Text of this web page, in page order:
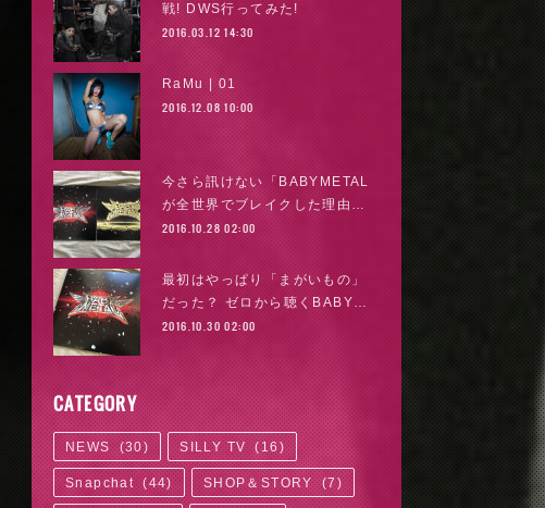
戦! DWS行ってみた!
2016.03.12 14:30
RaMu | 01
2016.12.08 10:00
今さら訊けない「BABYMETAL
が全世界でブレイクした理由…
2016.10.28 02:00
最初はやっぱり「まがいもの」
だった？ ゼロから聴くBABY…
2016.10.30 02:00
CATEGORY
NEWS (30) SILLY TV (16)
Snapchat (44) SHOP＆STORY (7)